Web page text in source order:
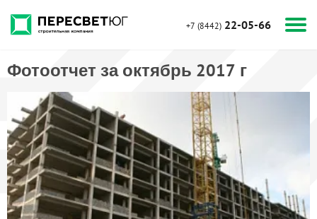
+7 (8442) 22-05-66
Фотоотчет за октябрь 2017 г